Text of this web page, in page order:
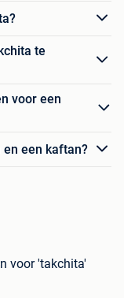
te
voor een
een kaftan?
voor 'takchita'